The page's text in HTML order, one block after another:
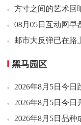
09：00 2025贺岁蛇钞
09：00 封神演义二小型
09：03 1962年壹角 关
09：03 玄奘小型张（互
09：04 玄奘小型张（互
方寸之间的艺术回
08月05日互动网早
假邮票对集邮打击
本月又发行一枚，
第44日
黑马园区
2026年8月5日今日
2026年8月5日今日
2026年8月5日品种